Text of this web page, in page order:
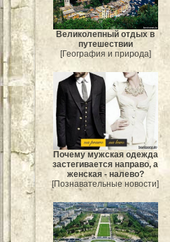
Великолепный отдых в
путешествии
[География и природа]
Почему мужская одежда
застегивается направо, а
женская - налево?
[Познавательные новости]